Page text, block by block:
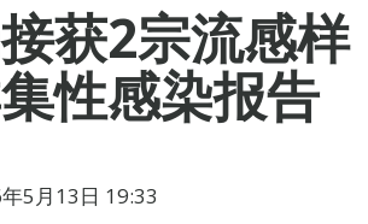
获2宗流感样
性感染报告
5月13日 19:33